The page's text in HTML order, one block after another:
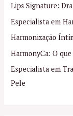
s
a
r
p
o
r
Lips Signature:
Especialista em
Harmonização
HarmonyCa: O
Especialista em
Pele